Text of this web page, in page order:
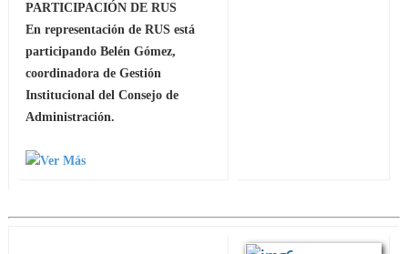
PARTICIPACIÓN DE RUS
En representación de RUS está
participando Belén Gómez,
coordinadora de Gestión
Institucional del Consejo de
Administración.